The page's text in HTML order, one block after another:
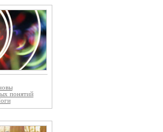
понятий